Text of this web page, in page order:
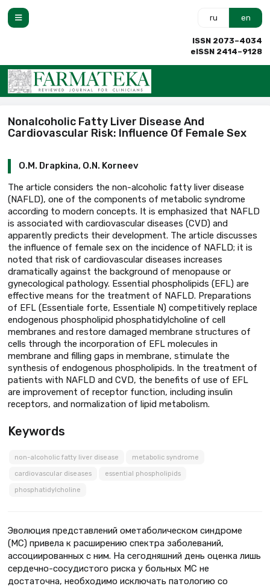
ru en
ISSN 2073–4034
eISSN 2414–9128
Nonalcoholic Fatty Liver Disease And
Cardiovascular Risk: Influence Of Female Sex
O.M. Drapkina, O.N. Korneev
The article considers the non-alcoholic fatty liver disease
(NAFLD), one of the components of metabolic syndrome
according to modern concepts. It is emphasized that NAFLD
is associated with cardiovascular diseases (CVD) and
apparently predicts their development. The article discusses
the influence of female sex on the incidence of NAFLD; it is
noted that risk of cardiovascular diseases increases
dramatically against the background of menopause or
gynecological pathology. Essential phospholipids (EFL) are
effective means for the treatment of NAFLD. Preparations
of EFL (Essentiale forte, Essentiale N) competitively replace
endogenous phospholipid phosphatidylcholine of cell
membranes and restore damaged membrane structures of
cells through the incorporation of EFL molecules in
membrane and filling gaps in membrane, stimulate the
synthesis of endogenous phospholipids. In the treatment of
patients with NAFLD and CVD, the benefits of use of EFL
are improvement of receptor function, including insulin
receptors, and normalization of lipid metabolism.
Keywords
non-alcoholic fatty liver disease metabolic syndrome
cardiovascular diseases essential phospholipids
phosphatidylcholine
Эволюция представлений ометаболическом синдроме
(МС) привела к расширению спектра заболеваний,
ассоциированных с ним. На сегодняшний день оценка лишь
сердечно-сосудистого риска у больных МС не
достаточна, необходимо исключать патологию со